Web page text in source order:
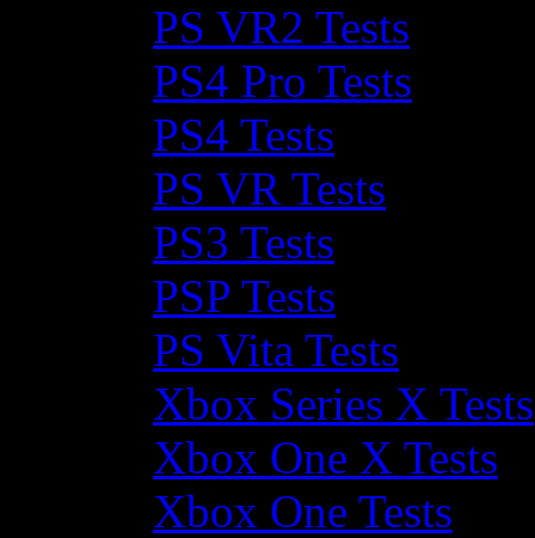
PS VR2 Tests
PS4 Pro Tests
PS4 Tests
PS VR Tests
PS3 Tests
PSP Tests
PS Vita Tests
Xbox Series X Tests
Xbox One X Tests
Xbox One Tests